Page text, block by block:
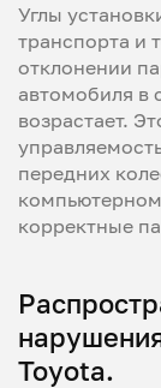
Углы
транспорта и
отклонении
автомобиля в
возрастает.
передних
корректные
Toyota.